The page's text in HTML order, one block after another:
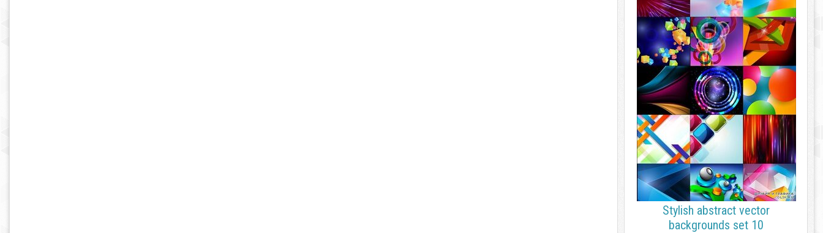
Stylish abstract vector
backgrounds set 10